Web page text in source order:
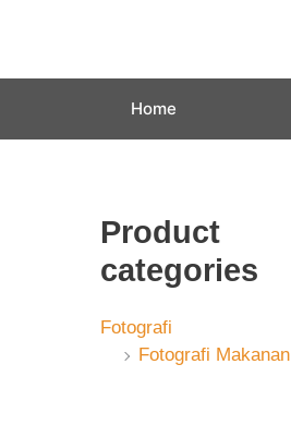
content
Home
Product
categories
Fotografi
Fotografi Makanan